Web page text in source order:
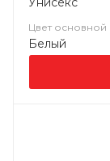
Цвет основной
Белый